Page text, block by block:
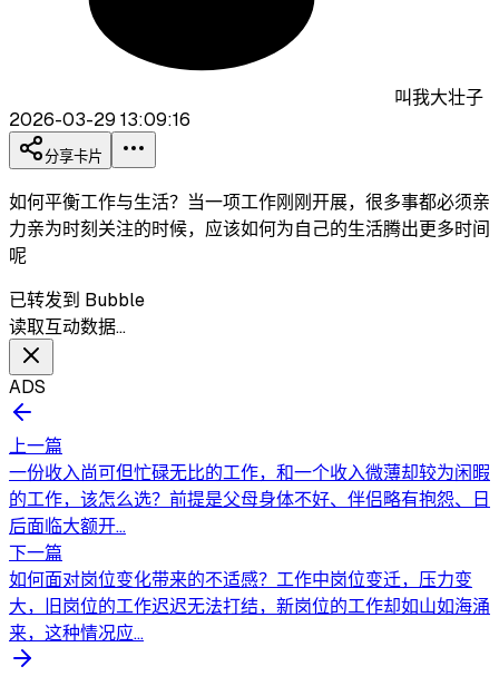
叫我大壮子
2026-03-29 13:09:16
分享卡片
如何平衡工作与生活？当一项工作刚刚开展，很多事都必须亲
力亲为时刻关注的时候，应该如何为自己的生活腾出更多时间
呢
已转发到 Bubble
读取互动数据…
ADS
上一篇
一份收入尚可但忙碌无比的工作，和一个收入微薄却较为闲暇
的工作，该怎么选？前提是父母身体不好、伴侣略有抱怨、日
后面临大额开...
下一篇
如何面对岗位变化带来的不适感？工作中岗位变迁，压力变
大，旧岗位的工作迟迟无法打结，新岗位的工作却如山如海涌
来，这种情况应...